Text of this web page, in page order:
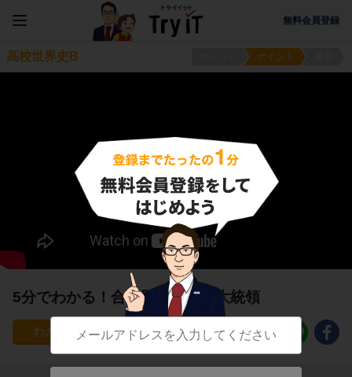
無料会員登録
高校世界史B ポイント
5分でわかる！合衆国の初期の大統領
41